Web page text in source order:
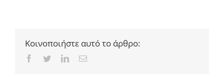
Κοινοποιήστε αυτό το άρθρο:
Facebook
TwitterLinkedInEmail